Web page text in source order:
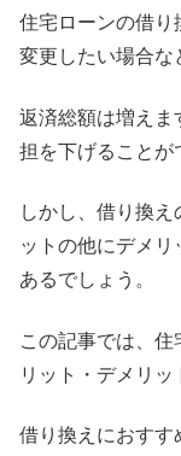
談
ン
住宅ローンの借り
変更したい場合な
返済総額は増えま
担を下げることが
しかし、借り換
ットの他にデメリ
あるでしょう。
この記事では、
リット・デメリッ
借り換えにおすす